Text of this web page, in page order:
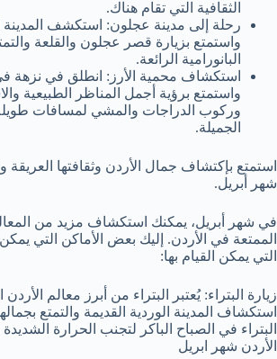
الثقافية التي تقام هناك.
رحلة إلى مدينة عجلون: استكشف المدينة
واستمتع بزيارة قصر عجلون والقلعة
البانورامية الرائعة.
استكشاف محمية الأرز: انطلق في نزهة في
واستمتع برؤية أجمل المناظر الطبيعية
وركوب الدراجات والمشي لمسافات
الجميلة.
استمتع بإكتشاف جمال الأردن وثقافتها العريقة
شهر أبريل.
في شهر أبريل، يمكنك استكشاف مزيد من
الممتعة في الأردن. إليك بعض الأماكن التي يمكن
التي يمكن القيام بها:
زيارة البتراء: يُعتبر البتراء من أبرز معالم
استكشاف المدينة الوردية القديمة والتمتع
البتراء في الصباح الباكر لتجنب الحرارة
الأردن شهر ابريل